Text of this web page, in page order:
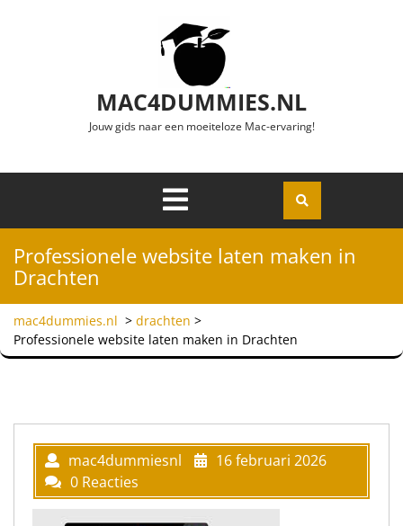
MAC4DUMMIES.NL
Jouw gids naar een moeiteloze Mac-ervaring!
Openen
Professionele website laten maken in
Drachten
mac4dummies.nl > drachten >
Professionele website laten maken in Drachten
mac4dummiesnl
16 februari 2026
0 Reacties